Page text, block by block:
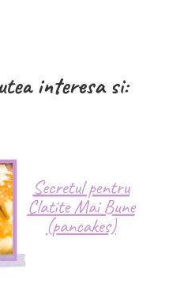
interesa si: